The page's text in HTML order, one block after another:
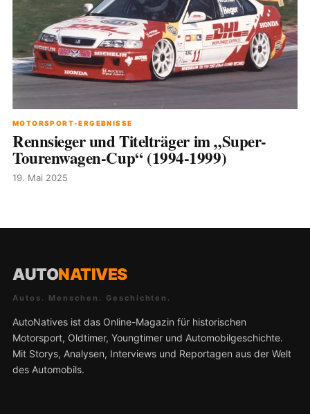
MOTORSPORT-ERGEBNISSE
Rennsieger und Titelträger im „Super-
Tourenwagen-Cup“ (1994-1999)
19. Mai 2025
AUTONATIVES
Autos. Menschen. Geschichten.
AutoNatives ist das Online-Magazin für historischen
Motorsport, Oldtimer, Youngtimer und Automobilgeschichte.
Mit Storys, Analysen, Interviews und Reportagen aus der Welt
des Automobils.